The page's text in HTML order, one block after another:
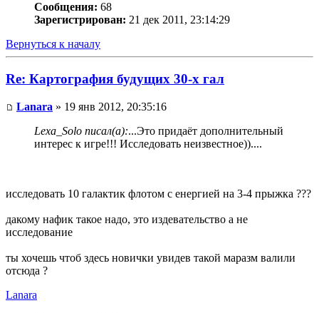
Сообщения: 68
Зарегистрирован: 21 дек 2011, 23:14:29
Вернуться к началу
Re: Картография будущих 30-х гал
Lanara » 19 янв 2012, 20:35:16
Lexa_Solo писал(а):...Это придаёт дополнительный
интерес к игре!!! Исследовать неизвестное))....
исследовать 10 галактик флотом с енергией на 3-4 прыжка ???
дакому нафик такое надо, это издевательство а не
исследование
ты хочешь чтоб здесь новички увидев такой маразм валили
отсюда ?
Lanara